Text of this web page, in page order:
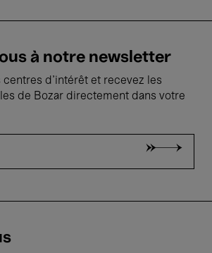
à notre newsletter
centres d'intérêt et recevez les
de Bozar directement dans votre